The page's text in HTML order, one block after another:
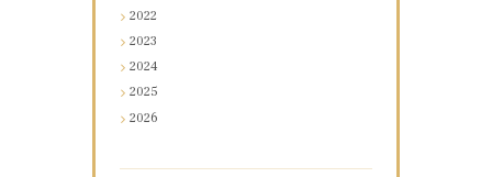
2022
2023
2024
2025
2026